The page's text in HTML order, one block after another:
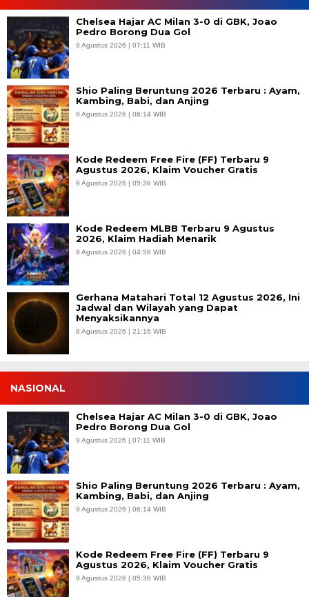
Chelsea Hajar AC Milan 3-0 di GBK, Joao
Pedro Borong Dua Gol
9 Agustus 2026 | 07:11 WIB
Shio Paling Beruntung 2026 Terbaru : Ayam,
Kambing, Babi, dan Anjing
9 Agustus 2026 | 06:14 WIB
Kode Redeem Free Fire (FF) Terbaru 9
Agustus 2026, Klaim Voucher Gratis
9 Agustus 2026 | 05:36 WIB
Kode Redeem MLBB Terbaru 9 Agustus
2026, Klaim Hadiah Menarik
9 Agustus 2026 | 04:58 WIB
Gerhana Matahari Total 12 Agustus 2026, Ini
Jadwal dan Wilayah yang Dapat
Menyaksikannya
8 Agustus 2026 | 21:16 WIB
NASIONAL
Chelsea Hajar AC Milan 3-0 di GBK, Joao
Pedro Borong Dua Gol
9 Agustus 2026 | 07:11 WIB
Shio Paling Beruntung 2026 Terbaru : Ayam,
Kambing, Babi, dan Anjing
9 Agustus 2026 | 06:14 WIB
Kode Redeem Free Fire (FF) Terbaru 9
Agustus 2026, Klaim Voucher Gratis
9 Agustus 2026 | 05:36 WIB